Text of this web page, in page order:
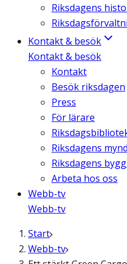
Riksdagens
Kontakt & besök
Kontakt & besök
Kontakt
Besök riksdagen
Press
För lärare
Riksdagens
Riksdagens
Arbeta hos oss
Webb-tv
Webb-tv
Start
Webb-tv